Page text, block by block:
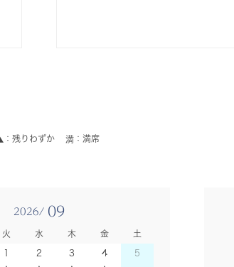
残りわずか 満席
2026/ 09
火 水 木 金 土
1 2 3 4 5